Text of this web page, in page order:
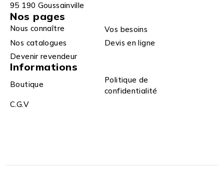
95 190 Goussainville
Nos pages
Nous connaître
Vos besoins
Nos catalogues
Devis en ligne
Devenir revendeur
Informations
Boutique
Politique de
confidentialité
C.G.V